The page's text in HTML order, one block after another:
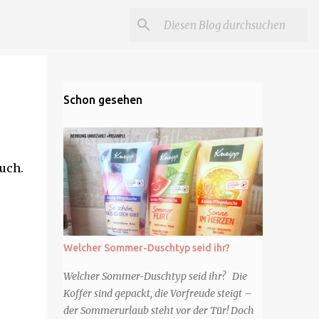
Schon gesehen
Welcher Sommer-Duschtyp seid ihr?
Welcher Sommer-Duschtyp seid ihr? Die
Koffer sind gepackt, die Vorfreude steigt –
der Sommerurlaub steht vor der Tür! Doch